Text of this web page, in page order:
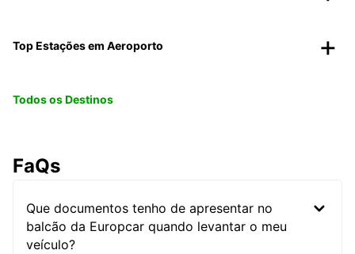
Top Estações em Aeroporto
Todos os Destinos
FaQs
Que documentos tenho de apresentar no
balcão da Europcar quando levantar o meu
veículo?